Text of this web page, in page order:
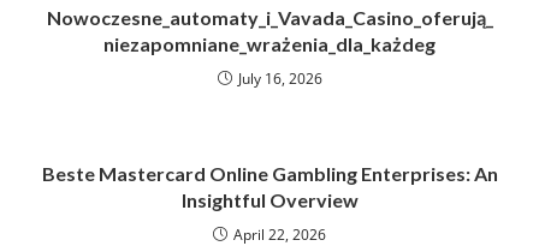
Nowoczesne_automaty_i_Vavada_Casino_oferują_
niezapomniane_wrażenia_dla_każdeg
July 16, 2026
Beste Mastercard Online Gambling Enterprises: An
Insightful Overview
April 22, 2026